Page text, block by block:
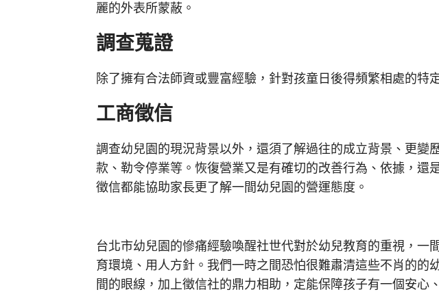
麗的外表所蒙蔽。
調查蒐證
除了擁有合法師資或豐富經驗，針對孩童日後得頻繁相處的特
工商徵信
調查幼兒園的現況背景以外，還須了解過往的成立背景、更變
款、勒令停業等。恢復營業又是有確切的改善行為、依據，還
徵信都能協助家長更了解一間幼兒園的營運態度。
台北市幼兒園的慘痛經驗喚醒社世代對於幼兒教育的重視，一
育環境、用人方針。我們一時之間恐怕很難肅清這些不肖的的
間的眼線，加上徵信社的鼎力相助，定能保障孩子有一個安心